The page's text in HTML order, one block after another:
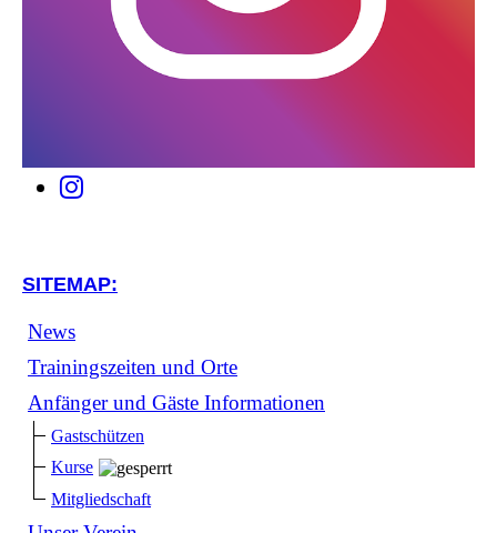
SITEMAP:
News
Trainingszeiten und Orte
Anfänger und Gäste Informationen
Gastschützen
Kurse
Mitgliedschaft